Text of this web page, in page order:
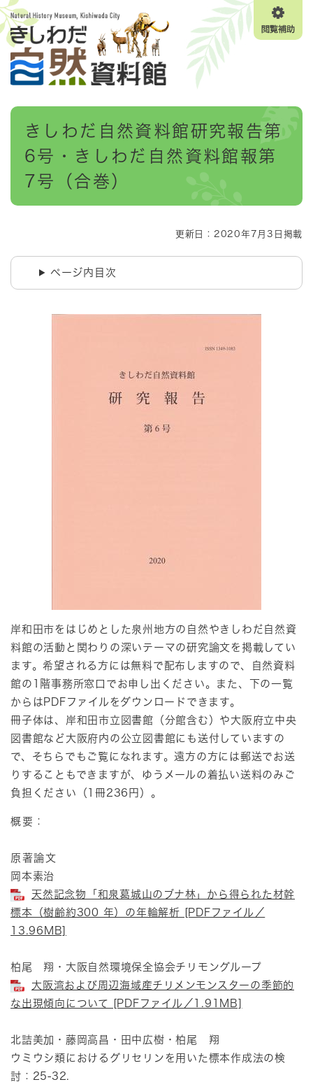
ペ
ー
ジ
メニューを飛ばして本文へ
閲
覧
本
きしわだ自然資料館研究報告第
6号・きしわだ自然資料館報第
7号（合巻）
更新日：2020年7月3日掲載
ページ内目次
岸和田市をはじめとした泉州地方の自然やきしわだ自然資
料館の活動と関わりの深いテーマの研究論文を掲載してい
ます。希望される方には無料で配布しますので、自然資料
館の1階事務所窓口でお申し出ください。また、下の一覧
からはPDFファイルをダウンロードできます。
冊子体は、岸和田市立図書館（分館含む）や大阪府立中央
図書館など大阪府内の公立図書館にも送付していますの
で、そちらでもご覧になれます。遠方の方には郵送でお送
りすることもできますが、ゆうメールの着払い送料のみご
負担ください（1冊236円）。
概要：
原著論文
岡本素治
天然記念物「和泉葛城山のブナ林」から得られた材幹
標本（樹齢約300 年）の年輪解析 [PDFファイル／
13.96MB]
柏尾 翔・大阪自然環境保全協会チリモングループ
大阪湾および周辺海域産チリメンモンスターの季節的
な出現傾向について [PDFファイル／1.91MB]
北詰美加・藤岡高昌・田中広樹・柏尾 翔
ウミウシ類におけるグリセリンを用いた標本作成法の検
討：25-32.